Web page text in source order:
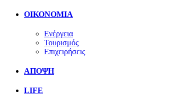
ΟΙΚΟΝΟΜΙΑ
Ενέργεια
Τουρισμός
Επιχειρήσεις
ΑΠΟΨΗ
LIFE